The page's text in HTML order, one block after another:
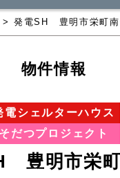
> 発電SH 豊明市栄町
物件情報
電シェルターハウス
そだつプロジェクト
豊明市栄